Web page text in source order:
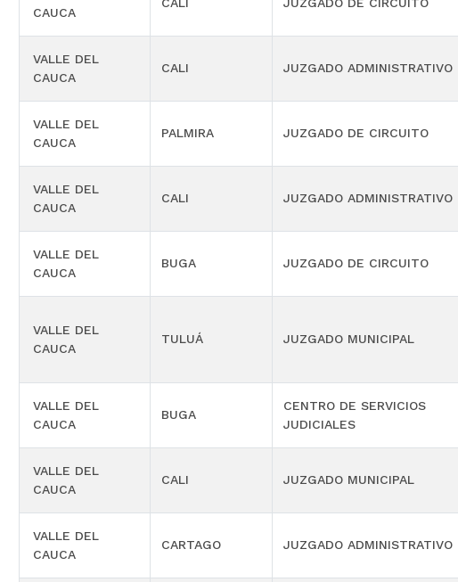
CAUCA
VALLE DEL
CAUCA
CALI JUZGADO ADMINISTRATIVO
VALLE DEL
CAUCA
PALMIRA JUZGADO DE CIRCUITO
VALLE DEL
CAUCA
CALI JUZGADO ADMINISTRATIVO
VALLE DEL
CAUCA
BUGA JUZGADO DE CIRCUITO
VALLE DEL
CAUCA
TULUÁ JUZGADO MUNICIPAL
VALLE DEL
CAUCA
BUGA
CENTRO DE SERVICIOS
JUDICIALES
VALLE DEL
CAUCA
CALI JUZGADO MUNICIPAL
VALLE DEL
CAUCA
CARTAGO JUZGADO ADMINISTRATIVO